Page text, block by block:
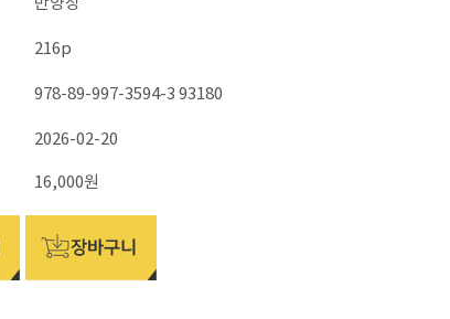
216p
978-89-997-3594-3 93180
2026-02-20
16,000원